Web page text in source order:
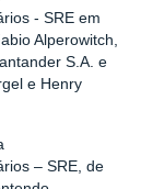
- SRE em
Alperowitch,
S.A. e
e Henry
– SRE, de